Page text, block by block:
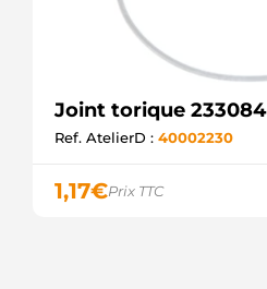
Joint torique 233084
Ref. AtelierD : 40002230
1,17€Prix TTC